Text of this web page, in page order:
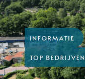
INFORMATIE
TOP BEDRIJVEN